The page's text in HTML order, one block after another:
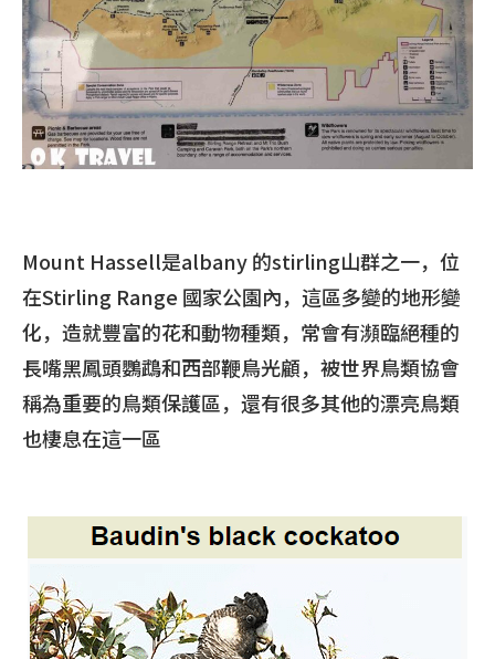
Mount Hassell是albany 的stirling山群之一，位
在Stirling Range 國家公園內，這區多變的地形變
化，造就豐富的花和動物種類，常會有瀕臨絕種的
長嘴黑鳳頭鸚鵡和西部鞭鳥光顧，被世界鳥類協會
稱為重要的鳥類保護區，還有很多其他的漂亮鳥類
也棲息在這一區